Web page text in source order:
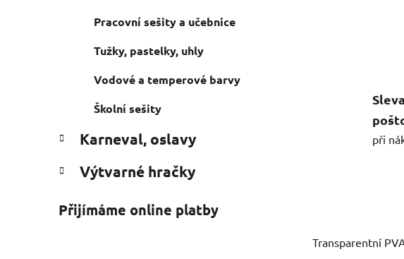
Pracovní sešity a učebnice
Tužky, pastelky, uhly
Vodové a temperové barvy
Školní sešity
Karneval, oslavy
Výtvarné hračky
Přijímáme online platby
při
Transparentní